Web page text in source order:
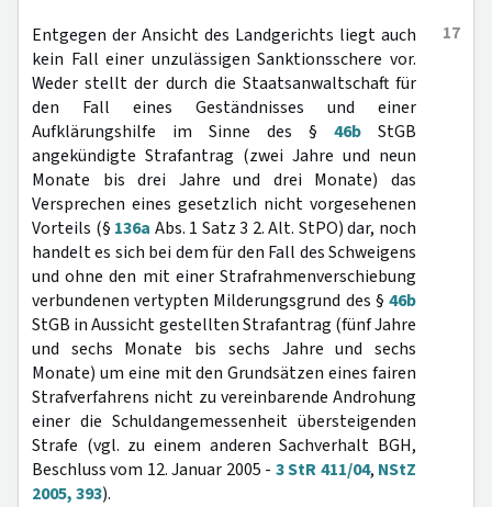
17
Entgegen der Ansicht des Landgerichts liegt auch
kein Fall einer unzulässigen Sanktionsschere vor.
Weder stellt der durch die Staatsanwaltschaft für
den Fall eines Geständnisses und einer
Aufklärungshilfe im Sinne des § 46b StGB
angekündigte Strafantrag (zwei Jahre und neun
Monate bis drei Jahre und drei Monate) das
Versprechen eines gesetzlich nicht vorgesehenen
Vorteils (§ 136a Abs. 1 Satz 3 2. Alt. StPO) dar, noch
handelt es sich bei dem für den Fall des Schweigens
und ohne den mit einer Strafrahmenverschiebung
verbundenen vertypten Milderungsgrund des § 46b
StGB in Aussicht gestellten Strafantrag (fünf Jahre
und sechs Monate bis sechs Jahre und sechs
Monate) um eine mit den Grundsätzen eines fairen
Strafverfahrens nicht zu vereinbarende Androhung
einer die Schuldangemessenheit übersteigenden
Strafe (vgl. zu einem anderen Sachverhalt BGH,
Beschluss vom 12. Januar 2005 - 3 StR 411/04, NStZ
2005, 393).